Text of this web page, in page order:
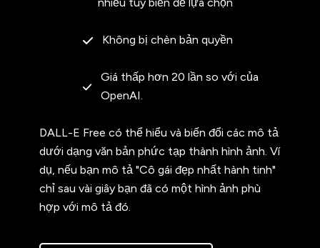
Không bị chèn bản quyền
Giá thấp hơn 20 lần so với của
OpenAI.
DALL-E Free có thể hiểu và biến đổi các mô tả
dưới dạng văn bản phức tạp thành hình ảnh. Ví
dụ, nếu bạn mô tả "Cô gái đẹp nhất hành tinh"
chỉ sau vài giây bạn đã có một hình ảnh phù
hợp với mô tả đó.